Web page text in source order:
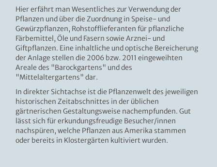
Hier erfährt man Wesentliches zur Verwendung der
Pflanzen und über die Zuordnung in Speise- und
Gewürzpflanzen, Rohstofflieferanten für pflanzliche
Färbemittel, Öle und Fasern sowie Arznei- und
Giftpflanzen. Eine inhaltliche und optische Bereicherung
der Anlage stellen die 2006 bzw. 2011 eingeweihten
Areale des "Barockgartens" und des
"Mittelaltergartens" dar.
In direkter Sichtachse ist die Pflanzenwelt des jeweiligen
historischen Zeitabschnittes in der üblichen
gärtnerischen Gestaltungsweise nachempfunden. Gut
lässt sich für erkundungsfreudige Besucher/innen
nachspüren, welche Pflanzen aus Amerika stammen
oder bereits in Klostergärten kultiviert wurden.